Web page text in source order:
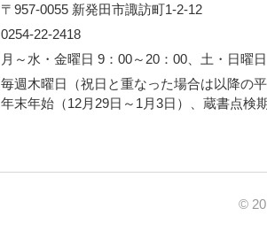
〒957-0055 新発田市諏訪町1-2-12
0254-22-2418
月～水・金曜日 9：00～20：00、土・日曜
毎週木曜日（祝日と重なった場合は以降の
年末年始（12月29日～1月3日）、蔵書点検
©